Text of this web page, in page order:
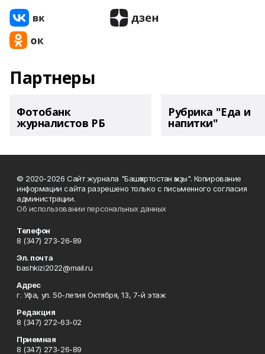
Партнеры
Фотобанк
журналистов РБ
Рубрика "Еда и
напитки"
© 2020-2026 Сайт журнала "Башҡортостан ҡыҙы". Копирование
информации сайта разрешено только с письменного согласия
администрации.
Об использовании персональных данных
Телефон
8 (347) 273-26-89
Эл. почта
bashkizi2022@mail.ru
Адрес
г. Уфа, ул. 50-летия Октября, 13, 7-й этаж
Редакция
8 (347) 272-63-02
Приемная
8 (347) 273-26-89